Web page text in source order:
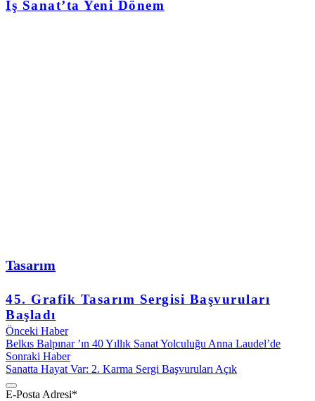
İş Sanat’ta Yeni Dönem
Tasarım
45. Grafik Tasarım Sergisi Başvuruları
Başladı
Önceki Haber
Belkıs Balpınar ’ın 40 Yıllık Sanat Yolculuğu Anna Laudel’de
Sonraki Haber
Sanatta Hayat Var: 2. Karma Sergi Başvuruları Açık
E-Posta Adresi*